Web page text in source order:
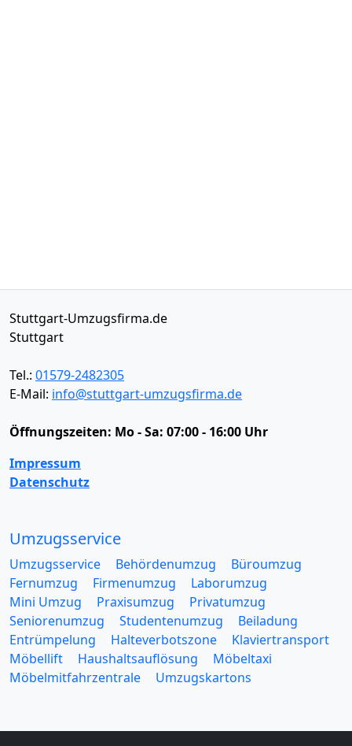
Stuttgart-Umzugsfirma.de
Stuttgart
Tel.: 01579-2482305
E-Mail: info@stuttgart-umzugsfirma.de
Öffnungszeiten: Mo - Sa: 07:00 - 16:00 Uhr
Impressum
Datenschutz
Umzugsservice
Umzugsservice Behördenumzug
Büroumzug
Fernumzug
Firmenumzug
Laborumzug
Mini Umzug
Praxisumzug
Privatumzug
Seniorenumzug
Studentenumzug
Beiladung
Entrümpelung
Halteverbotszone
Klaviertransport
Möbellift
Haushaltsauflösung
Möbeltaxi
Möbelmitfahrzentrale
Umzugskartons